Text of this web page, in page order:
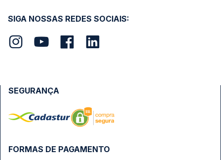
SIGA NOSSAS REDES SOCIAIS:
FORMAS DE PAGAMENTO
SEGURANÇA